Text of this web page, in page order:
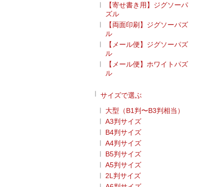
【寄せ書き用】ジグソーパ
ズル
【両面印刷】ジグソーパズ
ル
【メール便】ジグソーパズ
ル
【メール便】ホワイトパズ
ル
サイズで選ぶ
大型（B1判〜B3判相当）
A3判サイズ
B4判サイズ
A4判サイズ
B5判サイズ
A5判サイズ
2L判サイズ